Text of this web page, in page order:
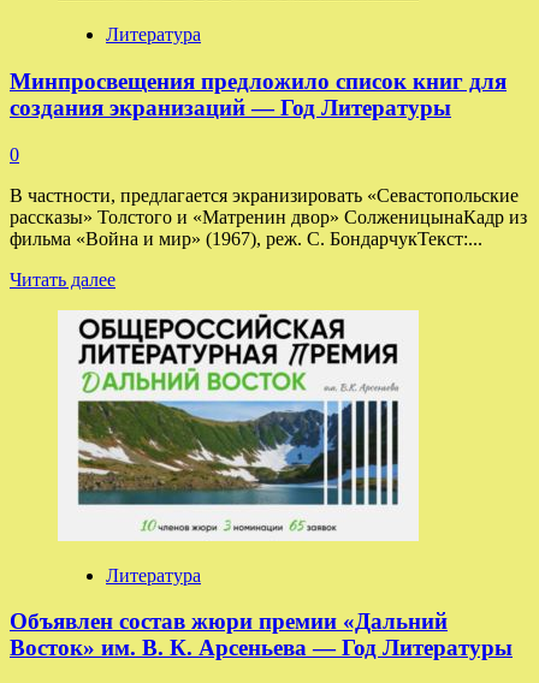
Литературы
Литература
Минпросвещения предложило список книг для
создания экранизаций — Год Литературы
0
В частности, предлагается экранизировать «Севастопольские
рассказы» Толстого и «Матренин двор» СолженицынаКадр из
фильма «Война и мир» (1967), реж. С. БондарчукТекст:...
Читать далееПрочитать
о
Минпросвещения
предложило
список
книг
для
создания
экранизаций
—
Литературы
Литература
Объявлен состав жюри премии «Дальний
Восток» им. В. К. Арсеньева — Год Литературы